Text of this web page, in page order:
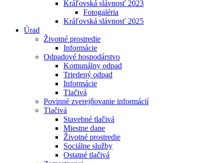
Kráľovská slávnosť 2023
Fotogaléria
Kráľovská slávnosť 2025
Úrad
Životné prostredie
Informácie
Odpadové hospodárstvo
Komunálny odpad
Triedený odpad
Informácie
Tlačivá
Povinné zverejňovanie informácií
Tlačivá
Stavebné tlačivá
Miestne dane
Životné prostredie
Sociálne služby
Ostatné tlačivá